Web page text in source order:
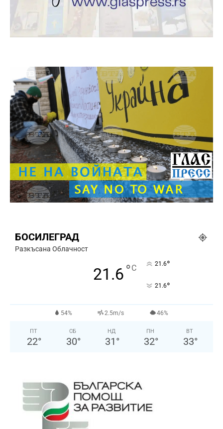
БОСИЛЕГРАД
Разкъсана Облачност
21.6°C 21.6°
21.6°
54% 2.5m/s 46%
ПТ
22°
СБ
30°
НД
31 °
ПН
32°
ВТ
33°